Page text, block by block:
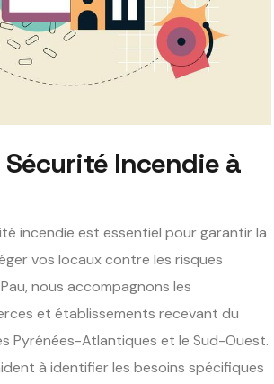
Sécurité Incendie à
incendie est essentiel pour garantir la
vos locaux contre les risques
nous accompagnons les
et établissements recevant du
Pyrénées-Atlantiques et le Sud-Ouest.
à identifier les besoins spécifiques